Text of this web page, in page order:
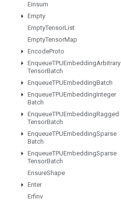
Einsum
Empty
EmptyTensorList
EmptyTensorMap
EncodeProto
EnqueueTPUEmbeddingArbitrary
TensorBatch
EnqueueTPUEmbeddingBatch
EnqueueTPUEmbeddingInteger
Batch
EnqueueTPUEmbeddingRagged
TensorBatch
EnqueueTPUEmbeddingSparse
Batch
EnqueueTPUEmbeddingSparse
TensorBatch
EnsureShape
Enter
Erfinv